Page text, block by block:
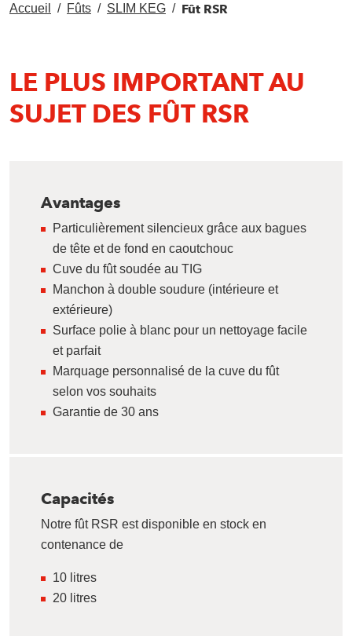
Accueil Fûts SLIM KEG Fût RSR
LE PLUS IMPORTANT AU
SUJET DES FÛT RSR
Avantages
Particulièrement silencieux grâce aux bagues
de tête et de fond en caoutchouc
Cuve du fût soudée au TIG
Manchon à double soudure (intérieure et
extérieure)
Surface polie à blanc pour un nettoyage facile
et parfait
Marquage personnalisé de la cuve du fût
selon vos souhaits
Garantie de 30 ans
Capacités
Notre fût RSR est disponible en stock en
contenance de
10 litres
20 litres